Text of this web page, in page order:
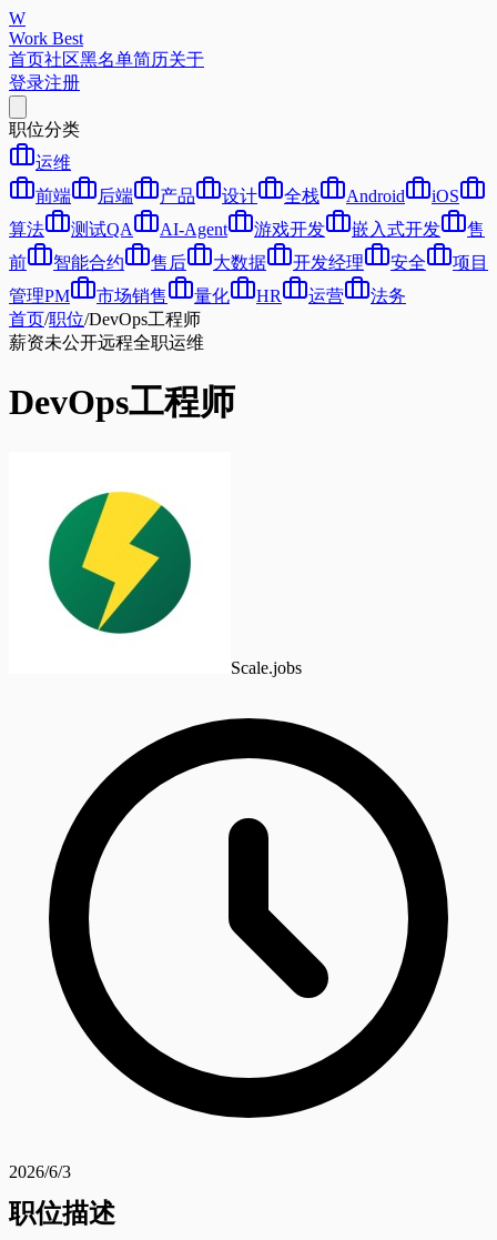
W
Work Best
首页社区黑名单简历关于
登录注册
职位分类
运维
前端
后端 产品 设计 全栈 Android
iOS
算法
测试QA AI-Agent 游戏开发 嵌入式开发
售
前
智能合约 售后 大数据 开发经理 安全
项目
管理PM
市场销售 量化 HR 运营
法务
首页/职位/DevOps工程师
薪资未公开远程全职运维
DevOps工程师
Scale.jobs
2026/6/3
职位描述